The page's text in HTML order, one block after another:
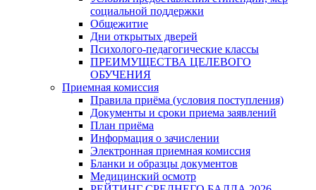
социальной поддержки
Общежитие
Дни открытых дверей
Психолого-педагогические классы
ПРЕИМУЩЕСТВА ЦЕЛЕВОГО
ОБУЧЕНИЯ
Приемная комиссия
Правила приёма (условия поступления)
Документы и сроки приема заявлений
План приёма
Информация о зачислении
Электронная приемная комиссия
Бланки и образцы документов
Медицинский осмотр